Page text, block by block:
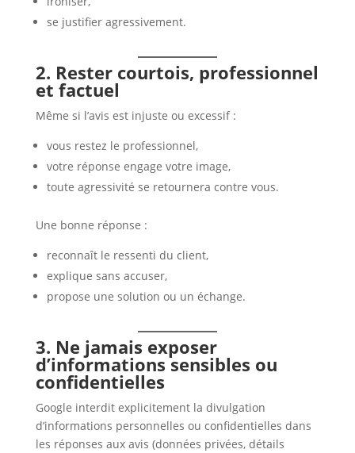
se justifier agressivement.
2. Rester courtois, professionnel
et factuel
Même si l’avis est injuste ou excessif :
vous restez le professionnel,
votre réponse engage votre image,
toute agressivité se retournera contre vous.
Une bonne réponse :
reconnaît le ressenti du client,
explique sans accuser,
propose une solution ou un échange.
3. Ne jamais exposer
d’informations sensibles ou
confidentielles
Google interdit explicitement la divulgation
d’informations personnelles ou confidentielles dans
les réponses aux avis (données privées, détails